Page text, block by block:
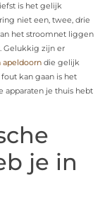
is het gelijk
niet een, twee, drie
het stroomnet liggen
Gelukkig zijn er
apeldoorn die gelijk
kan gaan is het
apparaten je thuis hebt
je in